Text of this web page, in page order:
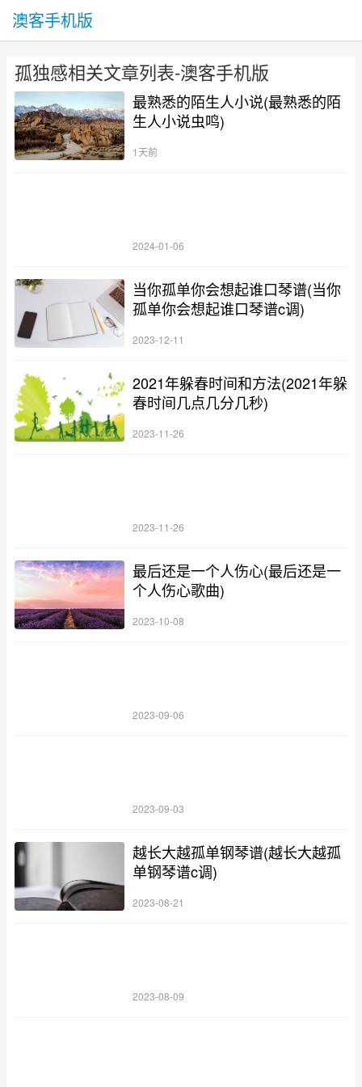
澳客手机版
孤独感相关文章列表-澳客手机版
最熟悉的陌生人小说(最熟悉的陌
生人小说虫鸣)
1天前
2024-01-06
当你孤单你会想起谁口琴谱(当你
孤单你会想起谁口琴谱c调)
2023-12-11
2021年躲春时间和方法(2021年躲
春时间几点几分几秒)
2023-11-26
2023-11-26
最后还是一个人伤心(最后还是一
个人伤心歌曲)
2023-10-08
2023-09-06
2023-09-03
越长大越孤单钢琴谱(越长大越孤
单钢琴谱c调)
2023-08-21
2023-08-09